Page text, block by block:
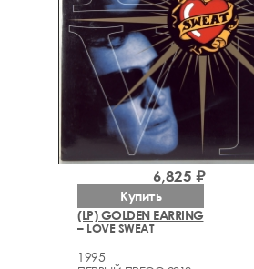
(LP) GOLDEN EARRING
– LOVE SWEAT
1995
6,825 ₽
Купить